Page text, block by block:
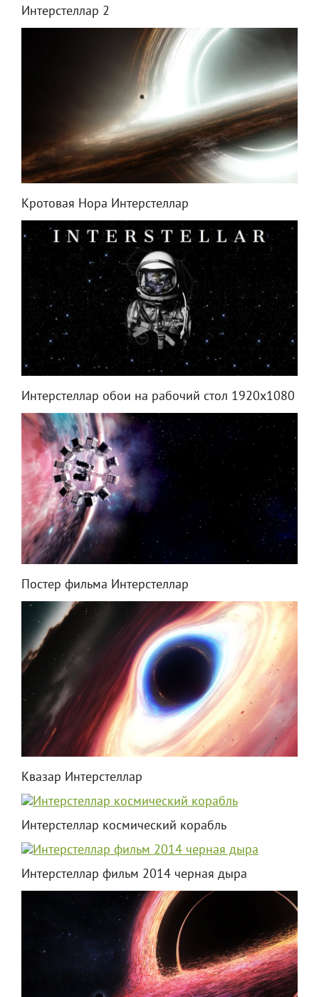
Интерстеллар 2
Кротовая Нора Интерстеллар
Интерстеллар обои на рабочий стол 1920х1080
Постер фильма Интерстеллар
Квазар Интерстеллар
Интерстеллар космический корабль
Интерстеллар фильм 2014 черная дыра